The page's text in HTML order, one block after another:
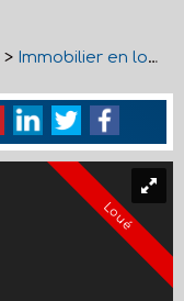
> Immobilier en location Saint-Maur-des-Fossés
Loué